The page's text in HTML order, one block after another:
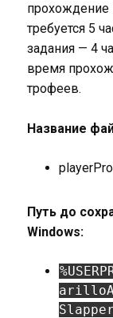
прохождение
требуется 5
задания — 4
время
трофеев.
Название
Путь до
Windows: